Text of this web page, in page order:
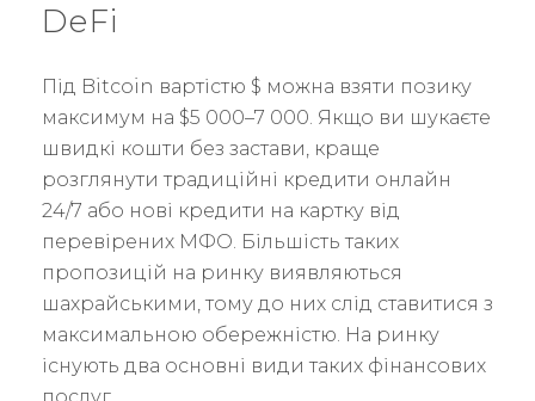
DeFi
Під Bitcoin вартістю $ можна взяти позику
максимум на $5 000–7 000. Якщо ви шукаєте
швидкі кошти без застави, краще
розглянути традиційні кредити онлайн
24/7 або нові кредити на картку від
перевірених МФО. Більшість таких
пропозицій на ринку виявляються
шахрайськими, тому до них слід ставитися з
максимальною обережністю. На ринку
існують два основні види таких фінансових